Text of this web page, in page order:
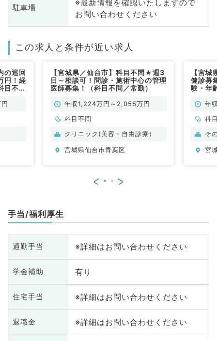
駐車場
※最新情報を確認いたしますので
お問い合わせください
この求人と条件が近い求人
の巡回
円！経
目不問
【宮城県／仙台市】科目不問★週3
日～相談可！問診・施術中心の管理
医師募集！（科目不問／常勤）
年収1,224万円～2,055万円
科目不問
クリニック(美容・自由診療）
宮城県仙台市青葉区
【宮
健診募
験・年
年
科
そ
宮
< >
手当/福利厚生
通勤手当 ※詳細はお問い合わせください
学会補助 有り
住宅手当 ※詳細はお問い合わせください
退職金 ※詳細はお問い合わせください